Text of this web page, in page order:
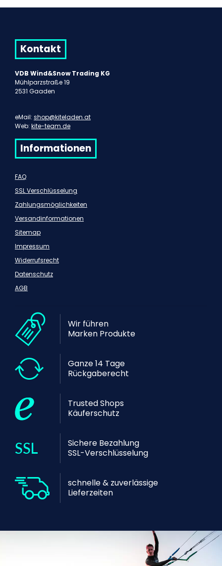
Kontakt
VDB Wind&Snow Trading KG
Mühlparzstraße 19
2531 Gaaden
eMail: shop@kiteladen.at
Web: kite-team.de
Informationen
FAQ
SSL Verschlüsselung
Zahlungsmöglichkeiten
Versandinformationen
Sitemap
Impressum
Widerrufsrecht
Datenschutz
AGB
Wir führen
Marken Produkte
Ganze 14 Tage
Rückgaberecht
Trusted Shops
Käuferschutz
Sichere Bezahlung
SSL-Verschlüsselung
schnelle & zuverlässige
Lieferzeiten